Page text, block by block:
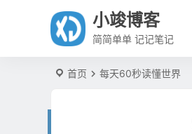
小竣博客
简简单单 记记笔记
首页 每天60秒读懂世界